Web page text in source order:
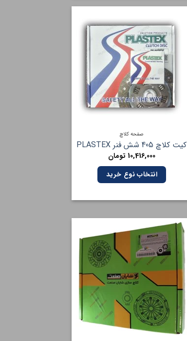
صفحه کلاچ
کیت کلاچ 405 شش فنر PLASTEX
10,416,000 تومان
انتخاب نوع خرید